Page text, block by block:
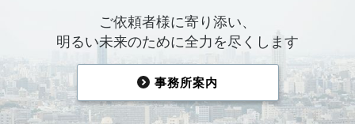
ご依頼者様に寄り添い、
明るい未来のために全力を尽くします
事務所案内